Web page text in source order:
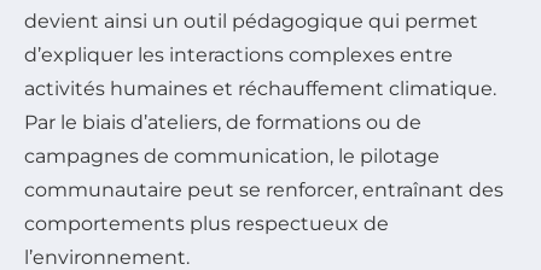
devient ainsi un outil pédagogique qui permet
d’expliquer les interactions complexes entre
activités humaines et réchauffement climatique.
Par le biais d’ateliers, de formations ou de
campagnes de communication, le pilotage
communautaire peut se renforcer, entraînant des
comportements plus respectueux de
l’environnement.